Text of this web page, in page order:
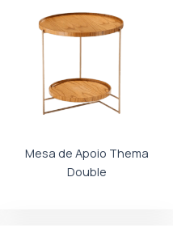
Mesa de Apoio Thema
Double